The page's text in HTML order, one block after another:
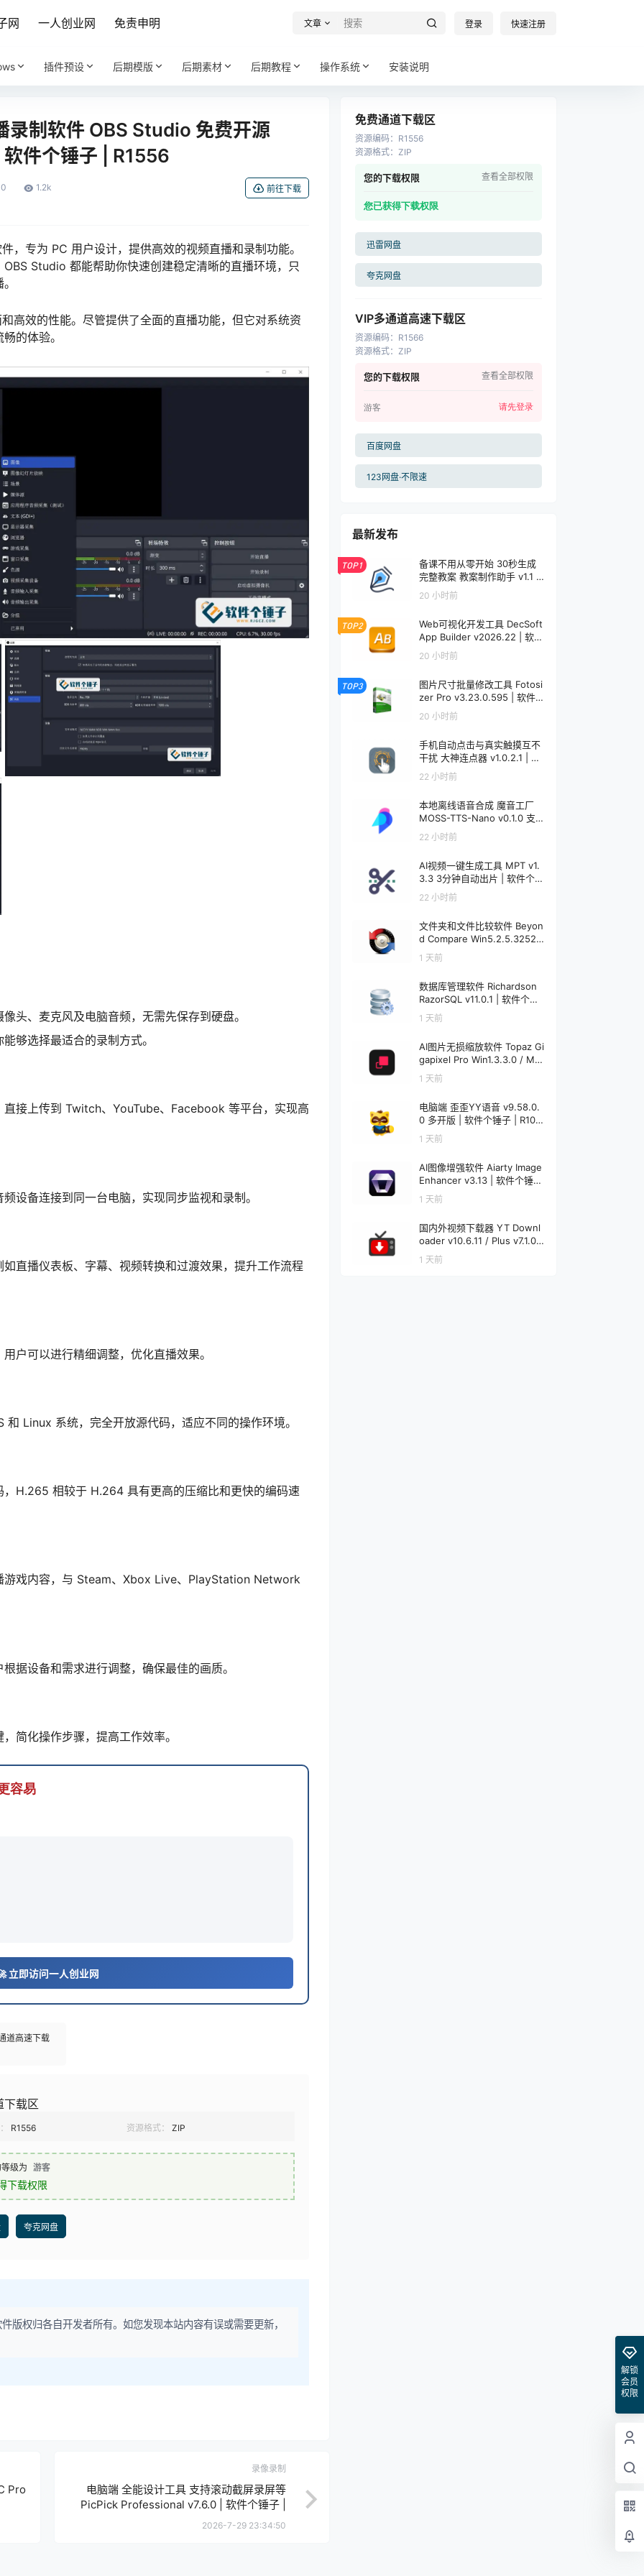
网 一人创业网 免责申明 文章 登录 快速注册
插件预设 后期模版 后期素材 后期教程 操作系统 安装说明
录制软件 OBS Studio 免费开源
件个锤子 | R1556
0 1.2k 前往下载
，专为 PC 用户设计，提供高效的视频直播和录制功能。
Studio 都能帮助你快速创建稳定清晰的直播环境，只
高效的性能。尽管提供了全面的直播功能，但它对系统资
的体验。
头、麦克风及电脑音频，无需先保存到硬盘。
够选择最适合的录制方式。
直接上传到 Twitch、YouTube、Facebook 等平台，实现高
设备连接到同一台电脑，实现同步监视和录制。
直播仪表板、字幕、视频转换和过渡效果，提升工作流程
户可以进行精细调整，优化直播效果。
Linux 系统，完全开放源代码，适应不同的操作环境。
H.265 相较于 H.264 具有更高的压缩比和更快的编码速
游戏内容，与 Steam、Xbox Live、PlayStation Network
据设备和需求进行调整，确保最佳的画质。
简化操作步骤，提高工作效率。
容易
立即访问一人创业网
道高速下载
下载区
R1556 资源格式： ZIP
级为 游客
下载权限
夸克网盘
版权归各自开发者所有。如您发现本站内容有误或需要更新，
Pro
录像录制
电脑端 全能设计工具 支持滚动截屏录屏等
PicPick Professional v7.6.0 | 软件个锤子 |
R2195
2026-7-29 23:34:50
免费通道下载区
资源编码： R1556
资源格式： ZIP
您的下载权限 查看全部权限
您已获得下载权限
迅雷网盘
夸克网盘
VIP多通道高速下载区
资源编码： R1566
资源格式： ZIP
您的下载权限 查看全部权限
游客 请先登录
百度网盘
123网盘·不限速
最新发布
TOP1
备课不用从零开始 30秒生成
完整教案 教案制作助手 v1.1 |
软件个锤子 | S1001
20 小时前
TOP2
Web可视化开发工具 DecSoft
App Builder v2026.22 | 软件
个锤子 | R5092
20 小时前
TOP3
图片尺寸批量修改工具 Fotosi
zer Pro v3.23.0.595 | 软件个
锤子 | R5091
20 小时前
手机自动点击与真实触摸互不
干扰 大神连点器 v1.0.2.1 | 软
件个锤子 | R5090
22 小时前
本地离线语音合成 魔音工厂
MOSS-TTS-Nano v0.1.0 支
持声音克隆 | 软件个锤子 | R5
089
22 小时前
AI视频一键生成工具 MPT v1.
3.3 3分钟自动出片 | 软件个锤
子 | R5088
22 小时前
文件夹和文件比较软件 Beyon
d Compare Win5.2.5.32528
/ Mac5.1.1.31157 | 软件个锤子
| R1599
1 天前
数据库管理软件 Richardson
RazorSQL v11.0.1 | 软件个锤
子 | R1233
1 天前
AI图片无损缩放软件 Topaz Gi
gapixel Pro Win1.3.3.0 / Mac
1.0.0 | 软件个锤子 | R4521
1 天前
电脑端 歪歪YY语音 v9.58.0.
0 多开版 | 软件个锤子 | R108
1 天前
AI图像增强软件 Aiarty Image
Enhancer v3.13 | 软件个锤子
| R1848
1 天前
国内外视频下载器 YT Downl
oader v10.6.11 / Plus v7.1.0
Mac v7.1.0 | 软件个锤子 | R12
20
1 天前
解锁
会员
权限